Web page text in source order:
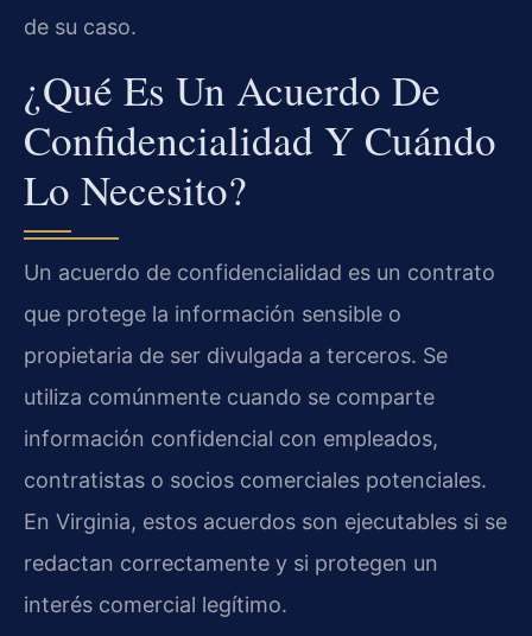
de su caso.
¿Qué Es Un Acuerdo De
Confidencialidad Y Cuándo
Lo Necesito?
Un acuerdo de confidencialidad es un contrato
que protege la información sensible o
propietaria de ser divulgada a terceros. Se
utiliza comúnmente cuando se comparte
información confidencial con empleados,
contratistas o socios comerciales potenciales.
En Virginia, estos acuerdos son ejecutables si se
redactan correctamente y si protegen un
interés comercial legítimo.